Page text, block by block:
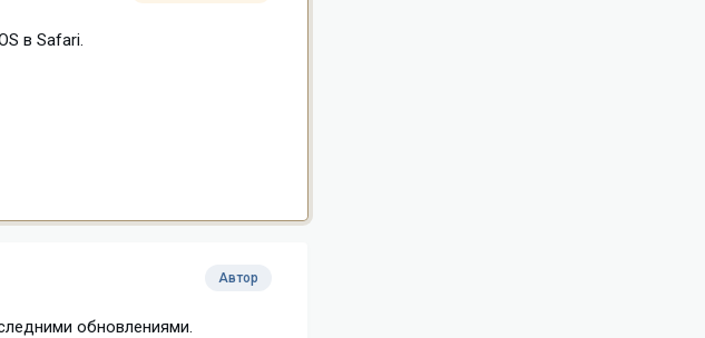
в Safari.
Автор
обновлениями.